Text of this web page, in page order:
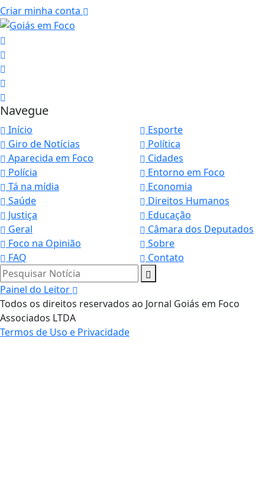
Criar minha conta
Navegue
Início
Esporte
Giro de Notícias
Política
Aparecida em Foco
Cidades
Polícia
Entorno em Foco
Tá na mídia
Economia
Saúde
Direitos Humanos
Justiça
Educação
Geral
Câmara dos Deputados
Foco na Opinião
Sobre
FAQ
Contato
Pesquisar Notícia
Painel do Leitor
Todos os direitos reservados ao Jornal Goiás em Foco
Associados LTDA
Termos de Uso e Privacidade